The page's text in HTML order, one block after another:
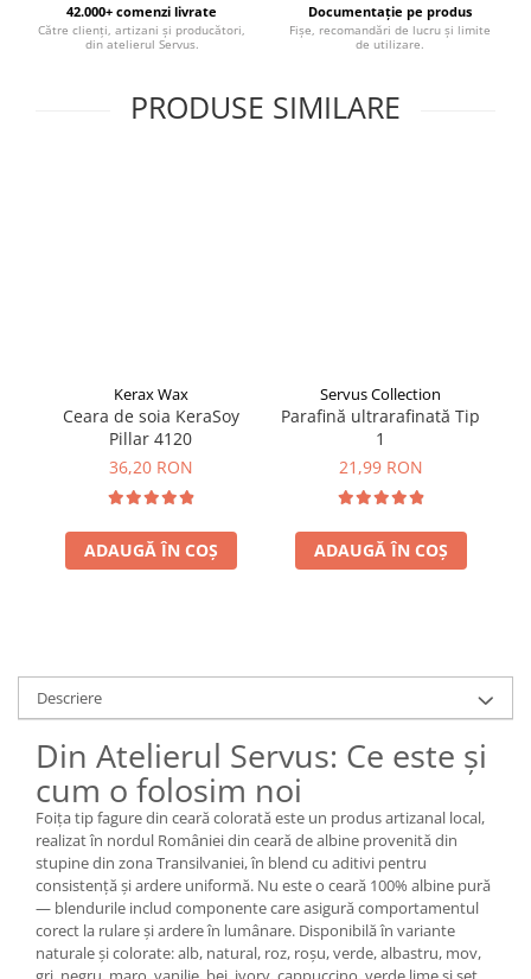
42.000+ comenzi livrate
Către clienți, artizani și producători,
din atelierul Servus.
Documentație pe produs
Fișe, recomandări de lucru și limite
de utilizare.
PRODUSE SIMILARE
Kerax Wax
Ceara de soia KeraSoy
Pillar 4120
36,20 RON
ADAUGĂ ÎN COȘ
Servus Collection
Parafină ultrarafinată Tip
1
21,99 RON
ADAUGĂ ÎN COȘ
Descriere
Din Atelierul Servus: Ce este și
cum o folosim noi
Foița tip fagure din ceară colorată este un produs artizanal local,
realizat în nordul României din ceară de albine provenită din
stupine din zona Transilvaniei, în blend cu aditivi pentru
consistență și ardere uniformă. Nu este o ceară 100% albine pură
— blendurile includ componente care asigură comportamentul
corect la rulare și ardere în lumânare. Disponibilă în variante
naturale și colorate: alb, natural, roz, roșu, verde, albastru, mov,